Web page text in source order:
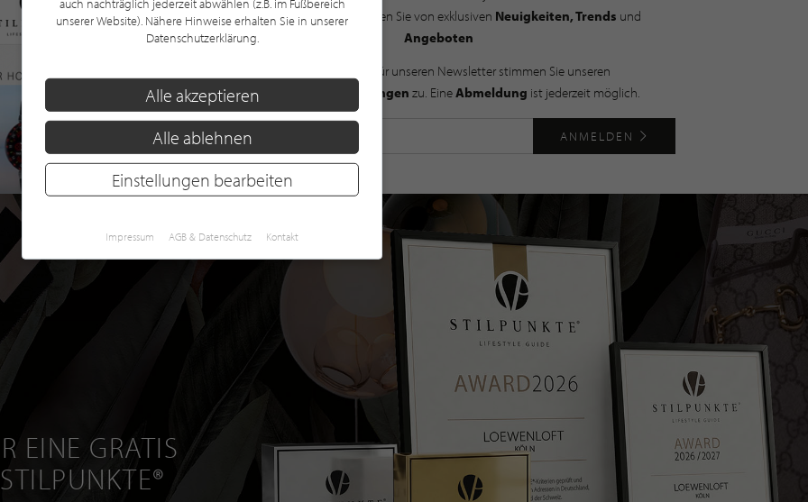
Newsletter an und profitieren Sie von exklusiven Neuigkeiten, Trends und
Angeboten
Mit der Anmeldung für unseren Newsletter stimmen Sie unseren
Datenschutzbestimmungen zu. EineAbmeldung ist jederzeit möglich.
ANMELDEN
EINE GRATIS
auch nachträglich jederzeit abwählen (z.B. im Fußbereich
unserer Website). Nähere Hinweise erhalten Sie in unserer
Datenschutzerklärung.
Alle akzeptieren
Alle ablehnen
Einstellungen bearbeiten
Impressum AGB & Datenschutz Kontakt